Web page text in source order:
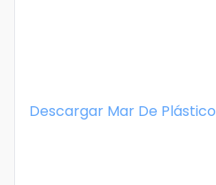
Descargar Mar De Plástico